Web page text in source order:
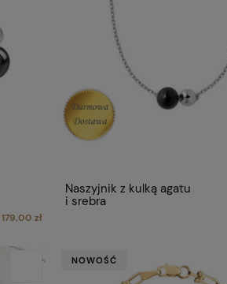
179,00 zł
Naszyjnik z kulką agatu
i srebra
NOWOŚĆ